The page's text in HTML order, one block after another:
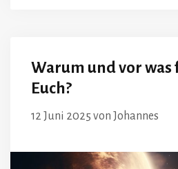
Warum und vor
Euch?
12 Juni 2025 von Johannes